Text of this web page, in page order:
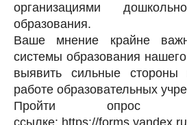
организациями
образования.
Ваше мнение крайне
системы образования
выявить сильные
работе образовательных
Пройти опрос